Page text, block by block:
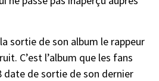
sortie de son album le rappeur
C’est l’album que les fans
de sortie de son dernier